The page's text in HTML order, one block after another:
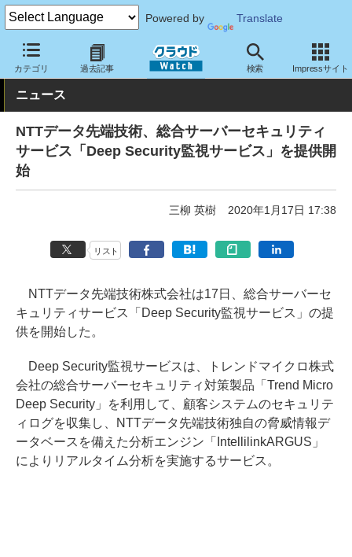
Powered by Translate
カテゴリ 過去記事 検索 Impressサイト
クラウド Watch セキュリティ セキュリティサービス
ニュース
NTTデータ先端技術、総合サーバーセキュリティ
サービス「Deep Security監視サービス」を提供開
始
三柳 英樹 2020年1月17日 17:38
リスト
NTTデータ先端技術株式会社は17日、総合サーバーセ
キュリティサービス「Deep Security監視サービス」の提
供を開始した。
Deep Security監視サービスは、トレンドマイクロ株式
会社の総合サーバーセキュリティ対策製品「Trend Micro
Deep Security」を利用して、顧客システムのセキュリテ
ィログを収集し、NTTデータ先端技術独自の脅威情報デ
ータベースを備えた分析エンジン「IntellilinkARGUS」
によりリアルタイム分析を実施するサービス。